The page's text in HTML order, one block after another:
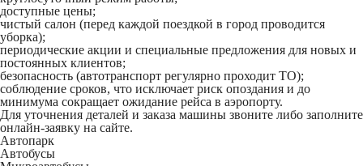
доступные цены;
чистый салон (перед каждой поездкой в город проводится
уборка);
периодические акции и специальные предложения для новых и
постоянных клиентов;
безопасность (автотранспорт регулярно проходит ТО);
соблюдение сроков, что исключает риск опоздания и до
минимума сокращает ожидание рейса в аэропорту.
Для уточнения деталей и заказа машины звоните либо заполните
онлайн-заявку на сайте.
Автопарк
Автобусы